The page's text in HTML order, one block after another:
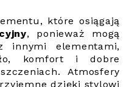
które osiągają
, ponieważ mogą
innymi elementami,
komfort i dobre
Atmosfery
dzięki stylowi